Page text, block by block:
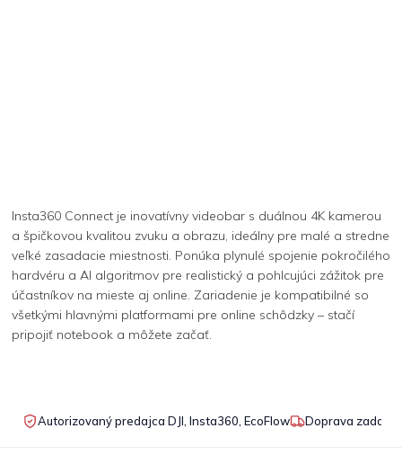
Insta360 Connect je inovatívny videobar s duálnou 4K kamerou
a špičkovou kvalitou zvuku a obrazu, ideálny pre malé a stredne
veľké zasadacie miestnosti. Ponúka plynulé spojenie pokročilého
hardvéru a AI algoritmov pre realistický a pohlcujúci zážitok pre
účastníkov na mieste aj online. Zariadenie je kompatibilné so
všetkými hlavnými platformami pre online schôdzky – stačí
pripojiť notebook a môžete začať.
Autorizovaný predajca DJI, Insta360, EcoFlow Doprava